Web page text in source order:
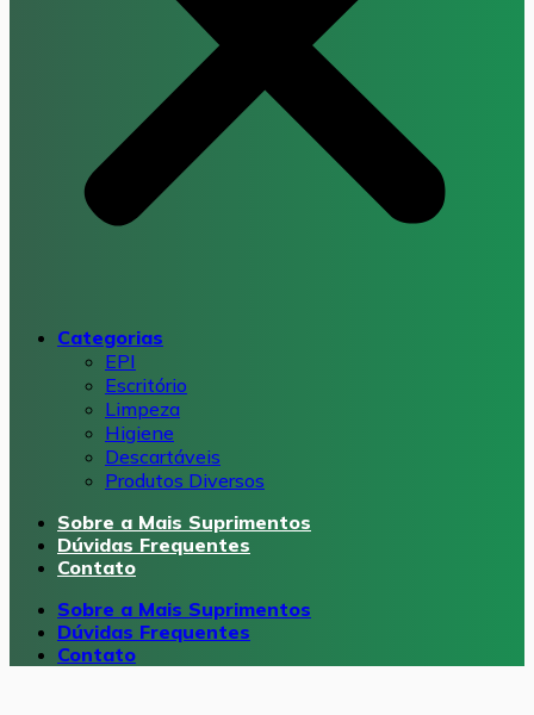
Categorias
EPI
Escritório
Limpeza
Higiene
Descartáveis
Produtos Diversos
Sobre a Mais Suprimentos
Dúvidas Frequentes
Contato
Sobre a Mais Suprimentos
Dúvidas Frequentes
Contato